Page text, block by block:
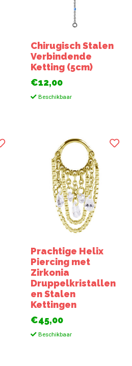
Chirugisch Stalen
Verbindende
Ketting (5cm)
€12,00
Beschikbaar
Prachtige Helix
Piercing met
Zirkonia
Druppelkristallen
en Stalen
Kettingen
€45,00
Beschikbaar